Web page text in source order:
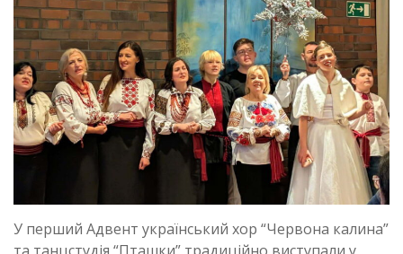
У перший Адвент український хор “Червона калина”